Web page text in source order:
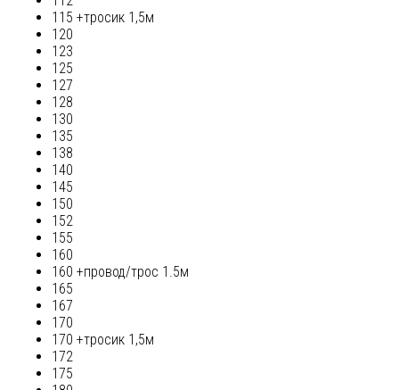
115 +тросик 1,5м
120
123
125
127
128
130
135
138
140
145
150
152
155
160
160 +провод/трос 1.5м
165
167
170
170 +тросик 1,5м
172
175